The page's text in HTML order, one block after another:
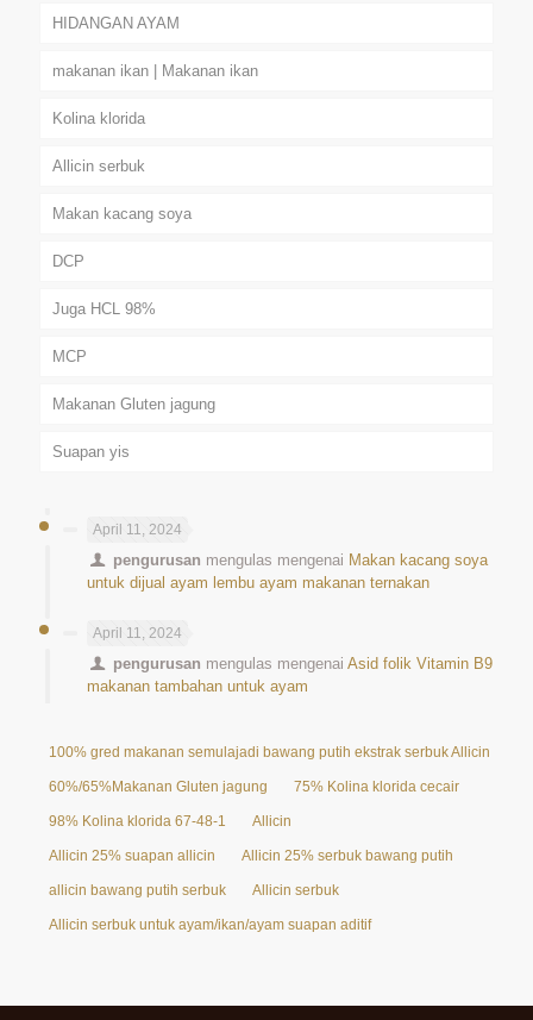
HIDANGAN AYAM
makanan ikan | Makanan ikan
Kolina klorida
Allicin serbuk
Makan kacang soya
DCP
Juga HCL 98%
MCP
Makanan Gluten jagung
Suapan yis
April 11, 2024
pengurusan mengulas mengenai Makan kacang soya
untuk dijual ayam lembu ayam makanan ternakan
April 11, 2024
pengurusan mengulas mengenaiAsid folik Vitamin B9
makanan tambahan untuk ayam
100% gred makanan semulajadi bawang putih ekstrak serbuk Allicin 25%
60%/65%Makanan Gluten jagung 75% Kolina klorida cecair
98% Kolina klorida 67-48-1 Allicin
Allicin 25% suapan allicin Allicin 25% serbuk bawang putih
allicin bawang putih serbuk Allicin serbuk
Allicin serbuk untuk ayam/ikan/ayam suapan aditif